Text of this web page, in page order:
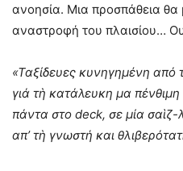
ανοησία. Μια προσπάθεια θα
αναστροφή του πλαισίου…
«Ταξίδευες κυνηγημένη από
γιά τὴ κατάλευκη μα πένθιμη
πάντα στο deck, σε μία
απ’ τὴ γνωστή και